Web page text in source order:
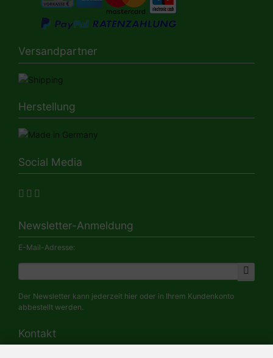
Versandpartner
Herstellung
Social Media
Newsletter-Anmeldung
E-Mail-Adresse:
Der Newsletter kann jederzeit hier oder in Ihrem Kundenkonto
abbestellt werden.
Kontakt